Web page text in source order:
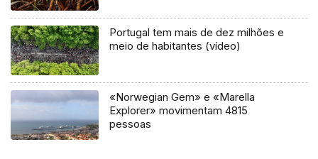
Portugal tem mais de dez milhões e
meio de habitantes (vídeo)
«Norwegian Gem» e «Marella
Explorer» movimentam 4815
pessoas